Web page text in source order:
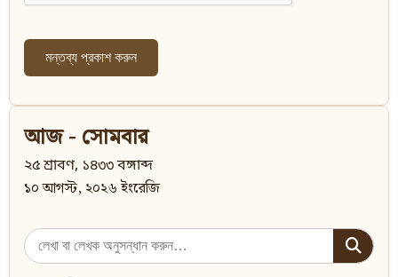
আজ - সোমবার
২৫ শ্রাবণ, ১৪৩৩ বঙ্গাব্দ
১০ আগস্ট, ২০২৬ ইংরেজি
Search
for: